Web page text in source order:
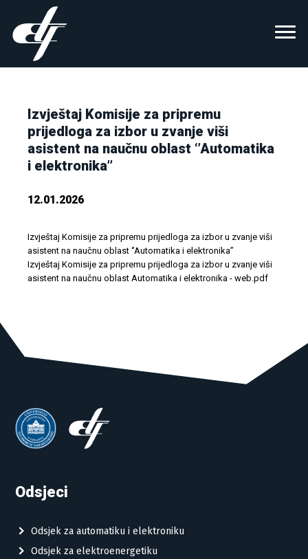
Izvještaj Komisije za pripremu
prijedloga za izbor u zvanje viši
asistent na naučnu oblast ‘’Automatika
i elektronika’’
12.01.2026
Izvještaj Komisije za pripremu prijedloga za izbor u zvanje viši
asistent na naučnu oblast ‘’Automatika i elektronika’’
Izvještaj Komisije za pripremu prijedloga za izbor u zvanje viši
asistent na naučnu oblast Automatika i elektronika - web.pdf
Odsjeci
Odsjek za automatiku i elektroniku
Odsjek za elektroenergetiku